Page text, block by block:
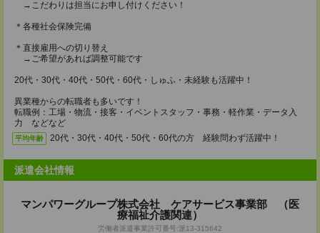
→こだわりは担当にお申し付けください！
＊各種社会保険完備
＊直接雇用への切り替え
→ご希望があれば調整可能です
20代・30代・40代・50代・60代・しゅふ・未経験も活躍中！
異業種からの転職者も多いです！
転職例：工場・物流・接客・イベントスタッフ・事務・軽作業・データ入
力 などなど
平均年齢 20代・30代・40代・50代・60代の方 経験問わず活躍中！
派遣会社情報
マンパワーグループ株式会社 ケアサービス事業部 （医
療福祉介護関連）
労働者派遣事業許可番号:派13-315642